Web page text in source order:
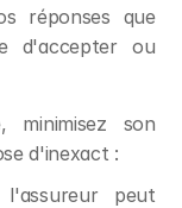
réponses que
d'accepter ou
minimisez son
d'inexact :
peut